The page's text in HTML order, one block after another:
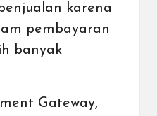
karena
pembayaran
banyak
Gateway,